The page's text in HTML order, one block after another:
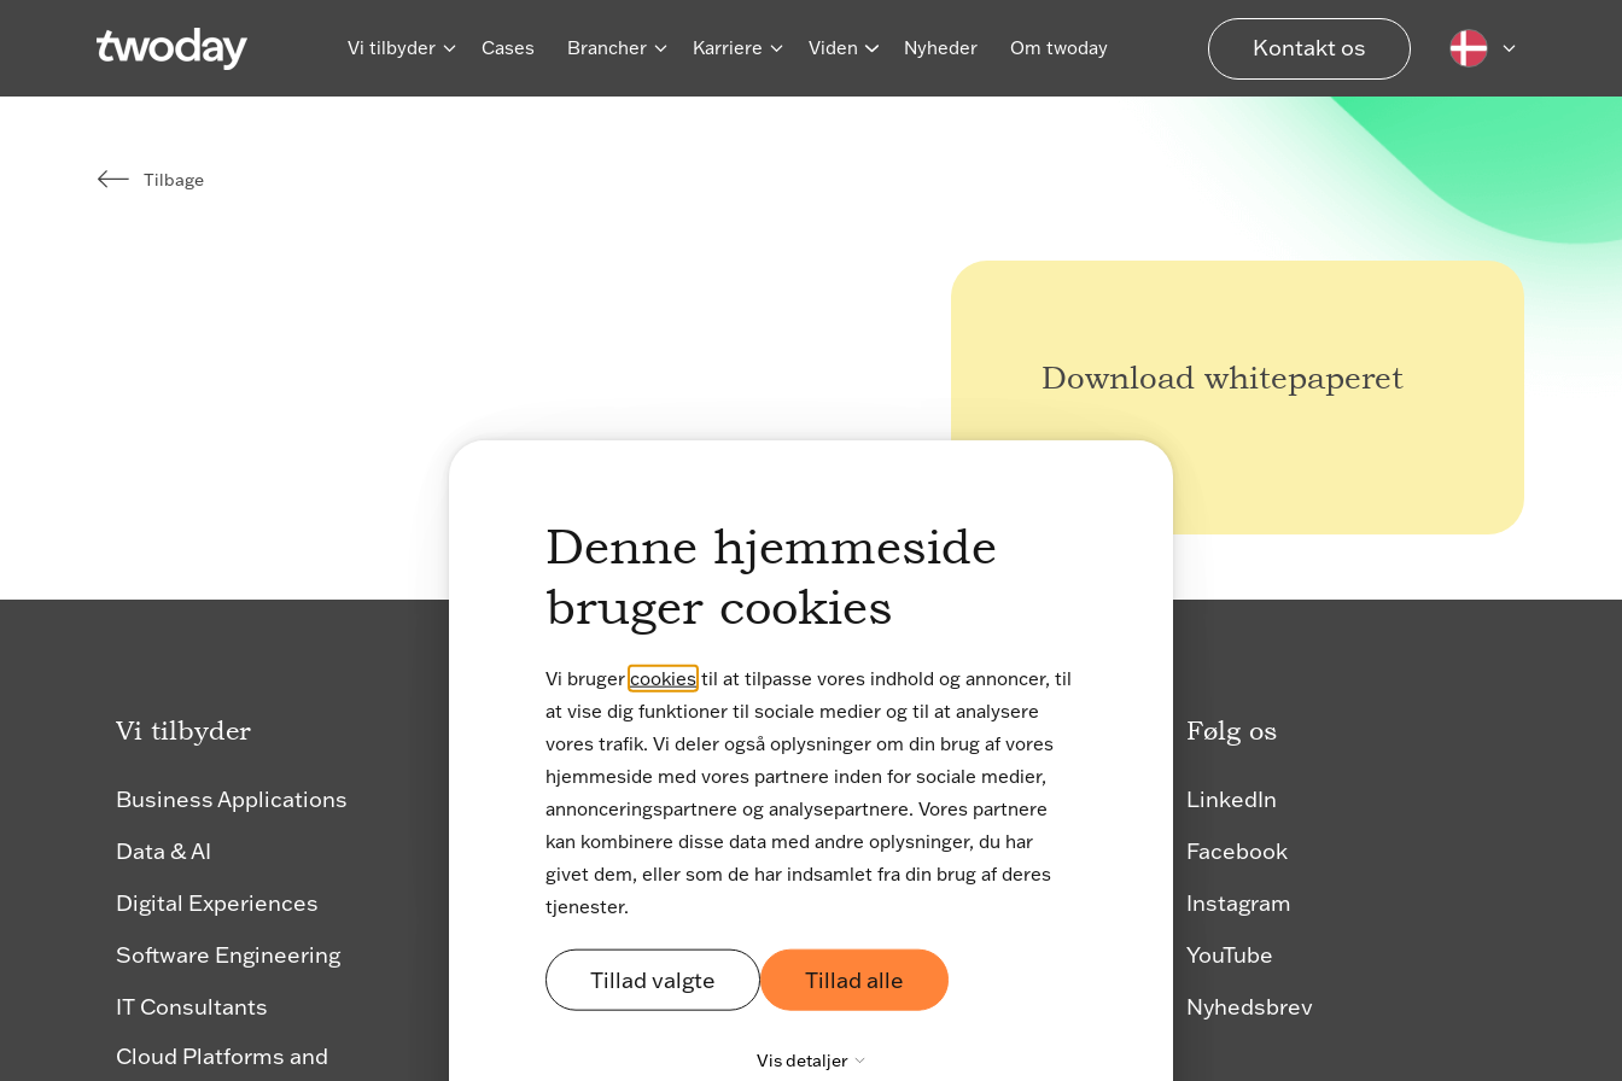
Denne hjemmeside
bruger cookies
Vi bruger cookies til at tilpasse vores indhold og annoncer, til
at vise dig funktioner til sociale medier og til at analysere
vores trafik. Vi deler også oplysninger om din brug af vores
hjemmeside med vores partnere inden for sociale medier,
annonceringspartnere og analysepartnere. Vores partnere
kan kombinere disse data med andre oplysninger, du har
givet dem, eller som de har indsamlet fra din brug af deres
tjenester.
Tillad valgte Tillad alle
Vis detaljer
Vi tilbyder Cases Brancher Karriere Viden Nyheder Om twoday Kontakt os
Tilbage
Download whitepaperet
Vi tilbyder
Business Applications
Data & AI
Digital Experiences
Software Engineering
IT Consultants
Cloud Platforms and
Ledige stillinger
Bliv freelancer
Graduateprogram
Om twoday
Om twoday
Bæredygtighed
Support
Tabular Editor
Følg os
LinkedIn
Facebook
Instagram
YouTube
Nyhedsbrev